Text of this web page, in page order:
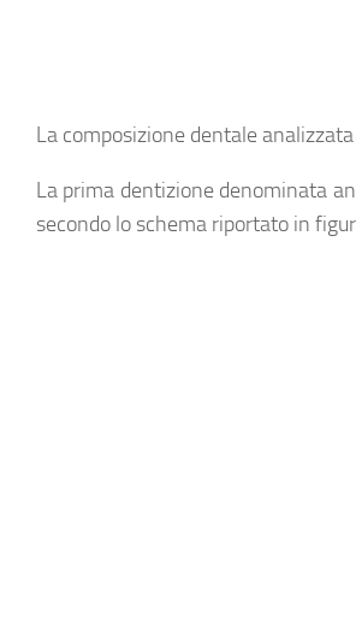
La composizione dentale
La prima dentizione denominata
secondo lo schema riportato in